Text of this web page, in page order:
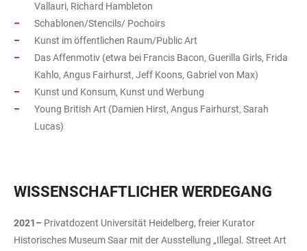
Vallauri, Richard Hambleton
Schablonen/Stencils/ Pochoirs
Kunst im öffentlichen Raum/Public Art
Das Affenmotiv (etwa bei Francis Bacon, Guerilla Girls, Frida
Kahlo, Angus Fairhurst, Jeff Koons, Gabriel von Max)
Kunst und Konsum, Kunst und Werbung
Young British Art (Damien Hirst, Angus Fairhurst, Sarah
Lucas)
WISSENSCHAFTLICHER WERDEGANG
2021– Privatdozent Universität Heidelberg, freier Kurator
Historisches Museum Saar mit der Ausstellung „Illegal. Street Art